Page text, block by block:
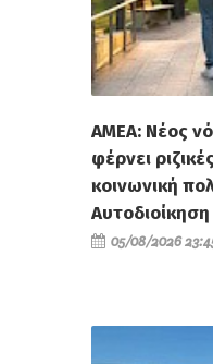
ΑΜΕΑ: Νέος
φέρνει
κοινωνική
Αυτοδιοίκηση
05/08/2026